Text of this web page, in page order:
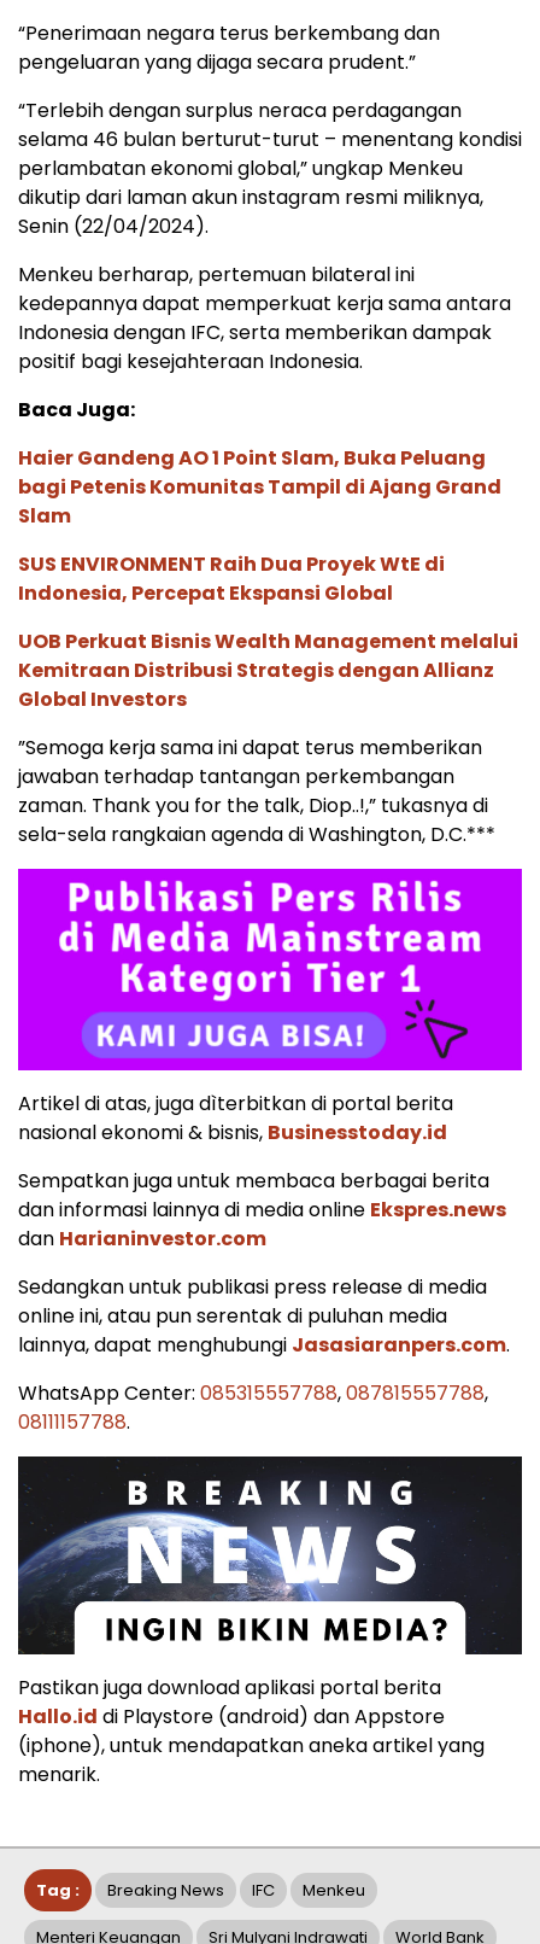
“Penerimaan negara terus berkembang dan
pengeluaran yang dijaga secara prudent.”
“Terlebih dengan surplus neraca perdagangan
selama 46 bulan berturut-turut – menentang kondisi
perlambatan ekonomi global,” ungkap Menkeu
dikutip dari laman akun instagram resmi miliknya,
Senin (22/04/2024).
Menkeu berharap, pertemuan bilateral ini
kedepannya dapat memperkuat kerja sama antara
Indonesia dengan IFC, serta memberikan dampak
positif bagi kesejahteraan Indonesia.
Baca Juga:
Haier Gandeng AO 1 Point Slam, Buka Peluang
bagi Petenis Komunitas Tampil di Ajang Grand
Slam
SUS ENVIRONMENT Raih Dua Proyek WtE di
Indonesia, Percepat Ekspansi Global
UOB Perkuat Bisnis Wealth Management melalui
Kemitraan Distribusi Strategis dengan Allianz
Global Investors
”Semoga kerja sama ini dapat terus memberikan
jawaban terhadap tantangan perkembangan
zaman. Thank you for the talk, Diop..!,” tukasnya di
sela-sela rangkaian agenda di Washington, D.C.***
Artikel di atas, juga dìterbitkan di portal berita
nasional ekonomi & bisnis, Businesstoday.id
Sempatkan juga untuk membaca berbagai berita
dan informasi lainnya di media online Ekspres.news
dan Harianinvestor.com
Sedangkan untuk publikasi press release di media
online ini, atau pun serentak di puluhan media
lainnya, dapat menghubungi Jasasiaranpers.com.
WhatsApp Center: 085315557788,087815557788,
08111157788.
Pastikan juga download aplikasi portal berita
Hallo.id di Playstore (android) dan Appstore
(iphone), untuk mendapatkan aneka artikel yang
menarik.
Tag : Breaking News IFC Menkeu
Menteri Keuangan Sri Mulyani Indrawati World Bank